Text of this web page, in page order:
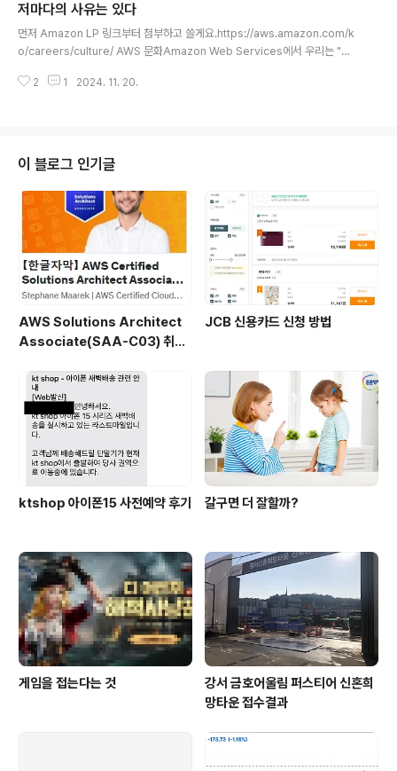
기하고 갑론을박이 오가는 과정에서여러 가지 내가 놓친 것이 많았다는 생각이
들어서 그것에 대한 체크는 반드시 필요한 사항.이래서 무슨 일이 생기면 가족
한테 먼저 이야기하는게 맞는가보다. 내가 던질 질문은 다음과 같다.현재 투자
저마다의 사유는 있다
먼저 Amazon LP 링크부터 첨부하고 쓸게요.https://aws.amazon.com/k
o/careers/culture/ AWS 문화Amazon Web Services에서 우리는 "유
우리는 고객에게 집착하고, 복잡한 것을 단순화하는 데서 아름다움을 발견하며,
신속하게 판단하고 행동해라신뢰를 쌓아라결과를 내야 한다그리고 이 중에서
몇 마디 문장을 꺼내볼게요.리더는 우리가 새로운 일에 도전할 때 꽤 ..
2 1 2024. 11. 20.
이 블로그 인기글
AWS Solutions Architect
Associate(SAA-C03) 취득
JCB 신용카드 신청 방법
ktshop 아이폰15 사전예약 후기 갈구면 더 잘할까?
게임을 접는다는 것
강서 금호어울림 퍼스티어 신혼희
망타운 접수결과